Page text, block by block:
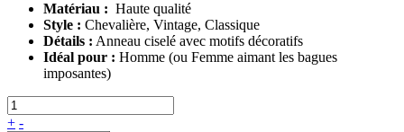
Matériau : Haute qualité
Style : Chevalière, Vintage, Classique
Détails : Anneau ciselé avec motifs décoratifs
Idéal pour : Homme (ou Femme aimant les bagues
imposantes)
+ -